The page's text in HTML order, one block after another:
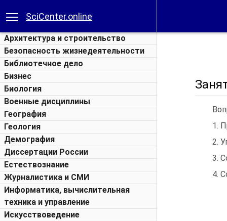
SciCenter.online
Архитектура и строительство
Безопасность жизнедеятельности
Библиотечное дело
Бизнес
Биология
Военные дисциплины
География
Геология
Демография
Диссертации России
Естествознание
Журналистика и СМИ
Информатика, вычислительная
техника и управление
Искусствоведение
1.
2.
3.
4.